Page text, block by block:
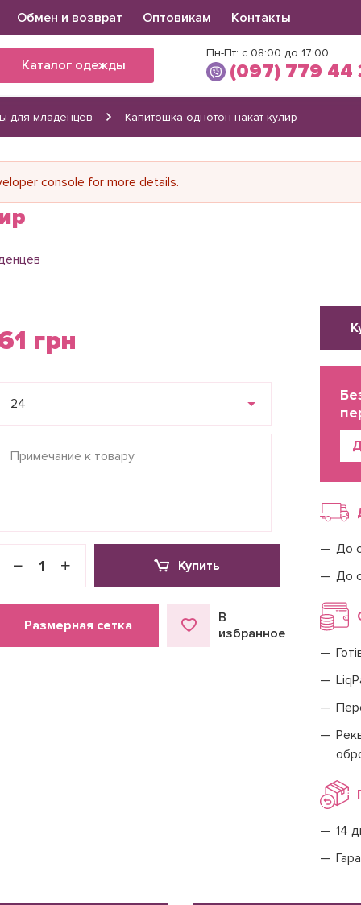
Обмен и возврат Оптовикам Контакты
Пн-Пт: с 08:00 до 17:00
(097) 779 44
Виктория
(066) 560 34 03
Каталог одежды
для младенцев Капитошка однотон накат кулир
console for more details.
грн
24
Купить
Размерная сетка
В
избранное
До
До
14